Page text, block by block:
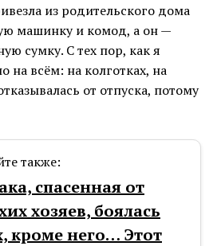
из родительского дома
машинку и комод, а он —
сумку. С тех пор, как я
на всём: на колготках, на
от отпуска, потому
также:
спасенная от
хозяев, боялась
кроме него… Этот